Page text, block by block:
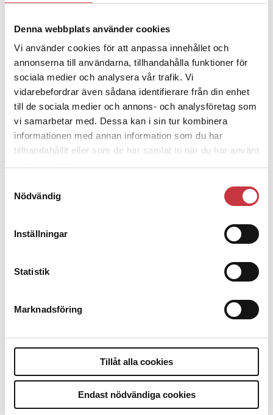
Denna webbplats använder cookies
Vi använder cookies för att anpassa innehållet och
annonserna till användarna, tillhandahålla funktioner för
sociala medier och analysera vår trafik. Vi
vidarebefordrar även sådana identifierare från din enhet
till de sociala medier och annons- och analysföretag som
vi samarbetar med. Dessa kan i sin tur kombinera
informationen med annan information som du har
tillhandahållit eller som de har samlat in när du har använt
Nödvändig
Inställningar
Statistik
Marknadsföring
Tillåt alla cookies
Endast nödvändiga cookies
Andra läser
3 juni 2026
Klart: Ingångslönen höjs med 2 300
kronor
4 juni 2026
Insändare: Miljoner i sjön – polisaspiranter
underkänns på godtyckliga grunder
Polisregionen erkänner fel: ”Kommer
Debatt
9 juli 2026